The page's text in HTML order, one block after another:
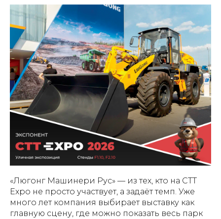
«Люгонг Машинери Рус» — из тех, кто на CTT
Expo не просто участвует, а задаёт темп. Уже
много лет компания выбирает выставку как
главную сцену, где можно показать весь парк